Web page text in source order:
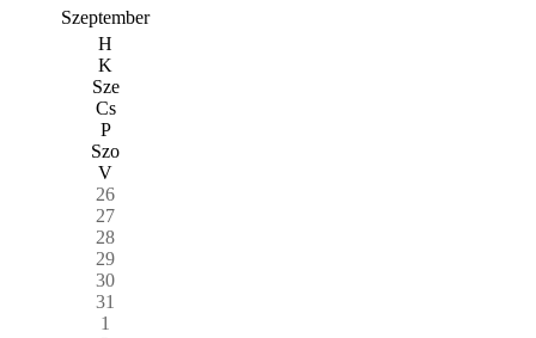
Szeptember
H
K
Sze
Cs
P
Szo
V
26
27
28
29
30
31
1